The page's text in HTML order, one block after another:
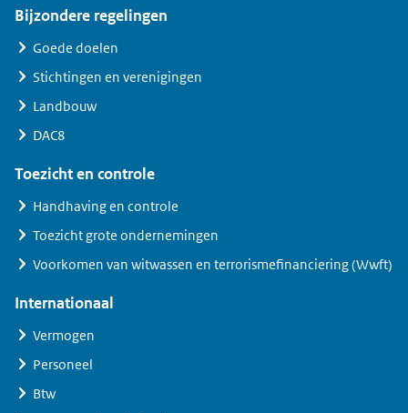
Bijzondere regelingen
Goede doelen
Stichtingen en verenigingen
Landbouw
DAC8
Toezicht en controle
Handhaving en controle
Toezicht grote ondernemingen
Voorkomen van witwassen en terrorismefinanciering (Wwft)
Internationaal
Vermogen
Personeel
Btw